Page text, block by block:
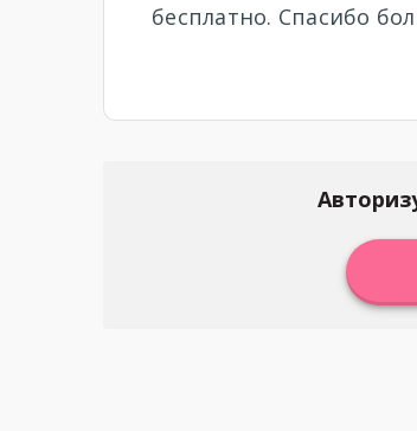
бесплатно. Спасибо